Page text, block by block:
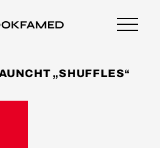
„SHUFFLES“